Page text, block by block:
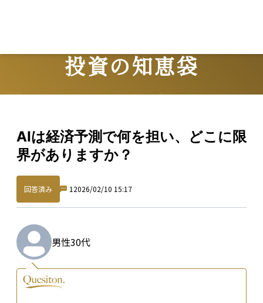
投資の知恵袋
AIは経済予測で何を担い、どこに限
界がありますか？
回答済み 1 2026/02/10 15:17
男性30代